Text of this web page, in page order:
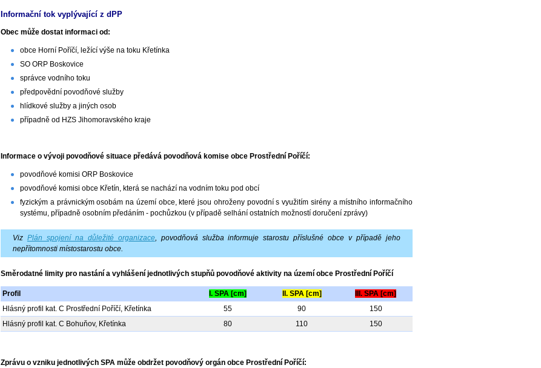
Informační tok vyplývající z dPP
Obec může dostat informaci od:
obce Horní Poříčí, ležící výše na toku Křetínka
SO ORP Boskovice
správce vodního toku
předpovědní povodňové služby
hlídkové služby a jiných osob
případně od HZS Jihomoravského kraje
Informace o vývoji povodňové situace předává povodňová komise obce Prostřední Poříčí:
povodňové komisi ORP Boskovice
povodňové komisi obce Křetín, která se nachází na vodním toku pod obcí
fyzickým a právnickým osobám na území obce, které jsou ohroženy povodní s využitím sirény a místního informačního
systému, případně osobním předáním - pochůzkou (v případě selhání ostatních možností doručení zprávy)
Viz Plán spojení na důležité organizace, povodňová služba informuje starostu příslušné obce v případě jeho
nepřítomnosti místostarostu obce.
Směrodatné limity pro nastání a vyhlášení jednotlivých stupňů povodňové aktivity na území obce Prostřední Poříčí
Profil I. SPA [cm] II. SPA [cm]
III. SPA [cm]
Hlásný profil kat. C Prostřední Poříčí, Křetínka
55 90
150
Hlásný profil kat. C Bohuňov, Křetínka
80 110 150
Zprávu o vzniku jednotlivých SPA může obdržet povodňový orgán obce Prostřední Poříčí: